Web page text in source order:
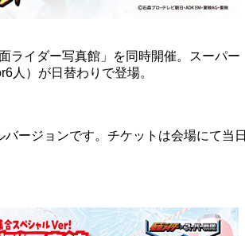
ライダー写真館」を同時開催。スーパー
人）が日替わりで登場。
ージョンです。チケットは会場にて当日